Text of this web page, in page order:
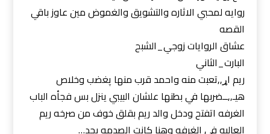
روايه لمحبي الاثاره والتشويق والغموض مين عاوز باقي
القصه
عشاق الروايات زوجي_الشبح
البارت_الثاني
ريم اړ,,تعبت منه واحمد قرب منها پغضب وخلاص
هيـ,,ــضربها في بطنها علشان البيبي ينزل بس فجأه الباب
الغرفه اتفتح ودخل والد ريم بقلق خوف من صرخه ريم
العاليه في الغرفه وهنا كانت الصدمه بجد…